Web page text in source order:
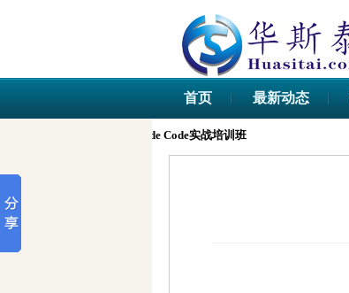
首页 最新动态
学术智能体AI Claude Code实战培训班